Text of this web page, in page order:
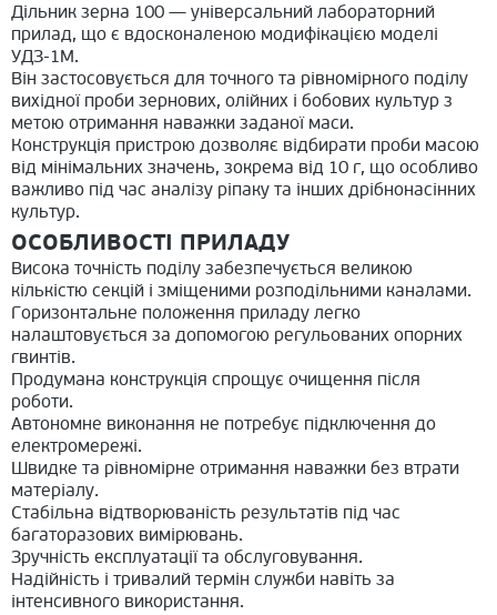
Дільник зерна 100 — універсальний лабораторний
прилад, що є вдосконаленою модифікацією моделі
УДЗ-1М.
Він застосовується для точного та рівномірного поділу
вихідної проби зернових, олійних і бобових культур з
метою отримання наважки заданої маси.
Конструкція пристрою дозволяє відбирати проби масою
від мінімальних значень, зокрема від 10 г, що особливо
важливо під час аналізу ріпаку та інших дрібнонасінних
культур.
ОСОБЛИВОСТІ ПРИЛАДУ
Висока точність поділу забезпечується великою
кількістю секцій і зміщеними розподільними каналами.
Горизонтальне положення приладу легко
налаштовується за допомогою регульованих опорних
гвинтів.
Продумана конструкція спрощує очищення після
роботи.
Автономне виконання не потребує підключення до
електромережі.
Швидке та рівномірне отримання наважки без втрати
матеріалу.
Стабільна відтворюваність результатів під час
багаторазових вимірювань.
Зручність експлуатації та обслуговування.
Надійність і тривалий термін служби навіть за
інтенсивного використання.